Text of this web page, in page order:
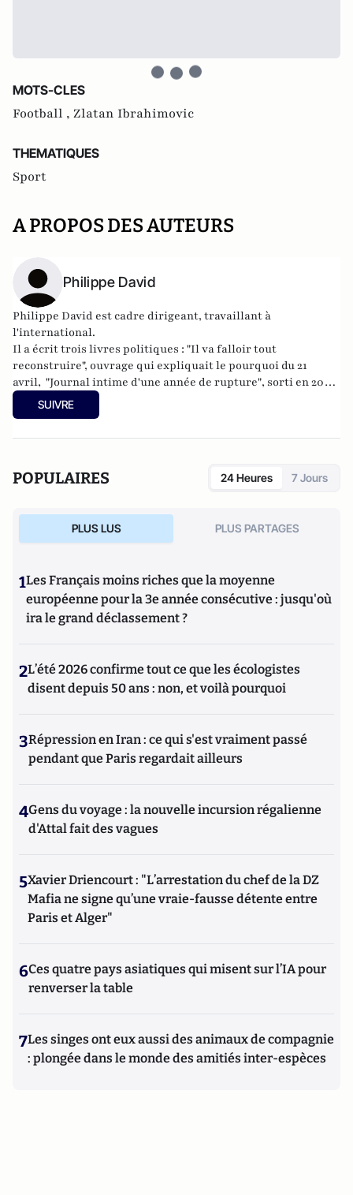
MOTS-CLES
Football , Zlatan Ibrahimovic
THEMATIQUES
Sport
A PROPOS DES AUTEURS
Philippe David
Philippe David est cadre dirigeant, travaillant à
l'international.
Il a écrit trois livres politiques : "Il va falloir tout
reconstruire", ouvrage qui expliquait le pourquoi du 21
avril, "Journal intime d'une année de rupture", sorti en 2009
aux éditions de l'Ixcéa, qui retrace les deux premières
années de présidence Sarkozy et "
SUIVRE
POPULAIRES 24 Heures 7 Jours
PLUS LUS PLUS PARTAGES
1Les Français moins riches que la moyenne
européenne pour la 3e année consécutive : jusqu'où
ira le grand déclassement ?
2L’été 2026 confirme tout ce que les écologistes
disent depuis 50 ans : non, et voilà pourquoi
3Répression en Iran : ce qui s'est vraiment passé
pendant que Paris regardait ailleurs
4Gens du voyage : la nouvelle incursion régalienne
d'Attal fait des vagues
5Xavier Driencourt : "L’arrestation du chef de la DZ
Mafia ne signe qu’une vraie-fausse détente entre
Paris et Alger"
6Ces quatre pays asiatiques qui misent sur l’IA pour
renverser la table
7Les singes ont eux aussi des animaux de compagnie
: plongée dans le monde des amitiés inter-espèces